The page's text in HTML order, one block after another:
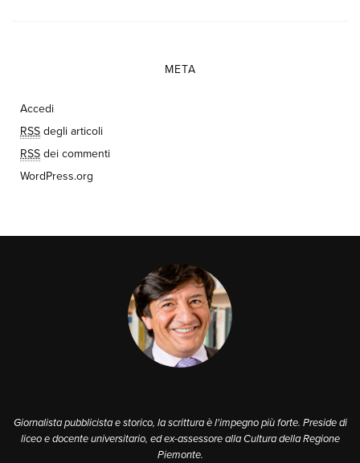
META
Accedi
RSS degli articoli
RSS dei commenti
WordPress.org
Giornalista pubblicista e storico, la scrittura è l'impegno più forte. Preside di
liceo e docente universitario, ed ex-assessore alla Cultura della Regione
Piemonte.